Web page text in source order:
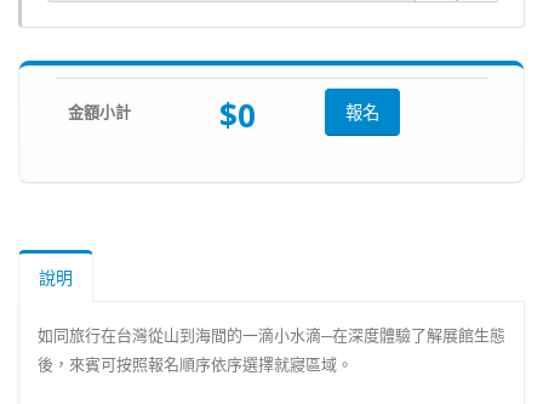
金額小計 $0 報名
說明
如同旅行在台灣從山到海間的一滴小水滴─在深度體驗了解展館生態
後，來賓可按照報名順序依序選擇就寢區域。